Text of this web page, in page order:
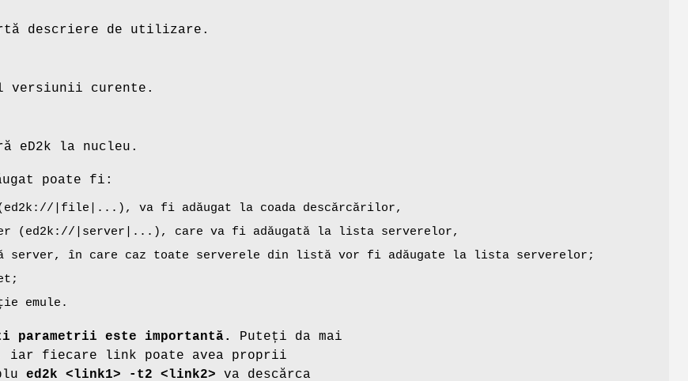
descriere de utilizare.
versiunii curente.
eD2k la nucleu.
poate fi:
|file|...), va fi adăugat la coada descărcărilor,
(ed2k://|server|...), care va fi adăugată la lista serverelor,
server, în care caz toate serverele din listă vor fi adăugate la lista serverelor;
emule.
parametrii este importantă.
Puteți da mai
iar fiecare link poate avea proprii
ed2k <link1> -t2 <link2> va descărca